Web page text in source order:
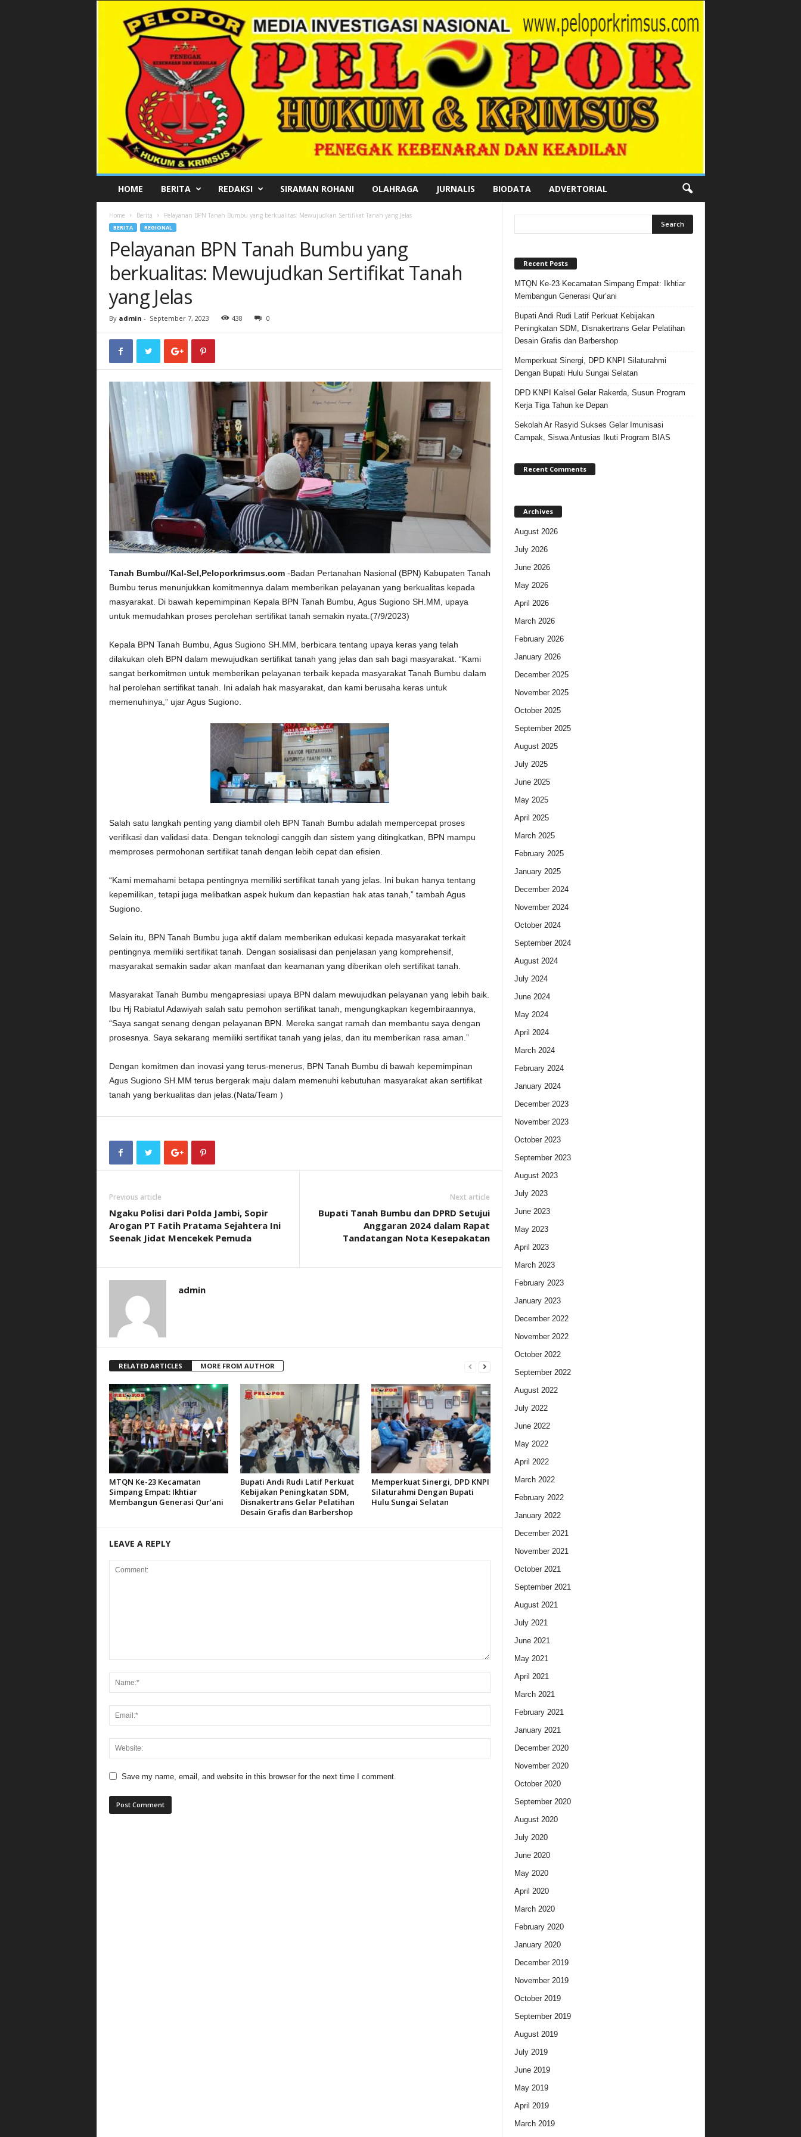
L
HOME BERITA REDAKSI SIRAMAN ROHANI OLAHRAGA JURNALIS BIODATA ADVERTORIAL
Home Berita Pelayanan BPN Tanah Bumbu yang berkualitas: Mewujudkan Sertifikat Tanah yang Jelas
BERITA REGIONAL
Pelayanan BPN Tanah Bumbu yang
berkualitas: Mewujudkan Sertifikat Tanah
yang Jelas
By admin - September 7, 2023 438 0
Tanah Bumbu//Kal-Sel,Peloporkrimsus.com-Badan Pertanahan Nasional (BPN) Kabupaten Tanah
Bumbu terus menunjukkan komitmennya dalam memberikan pelayanan yang berkualitas kepada
masyarakat. Di bawah kepemimpinan Kepala BPN Tanah Bumbu, Agus Sugiono SH.MM, upaya
untuk memudahkan proses perolehan sertifikat tanah semakin nyata.(7/9/2023)
Kepala BPN Tanah Bumbu, Agus Sugiono SH.MM, berbicara tentang upaya keras yang telah
dilakukan oleh BPN dalam mewujudkan sertifikat tanah yang jelas dan sah bagi masyarakat. “Kami
sangat berkomitmen untuk memberikan pelayanan terbaik kepada masyarakat Tanah Bumbu dalam
hal perolehan sertifikat tanah. Ini adalah hak masyarakat, dan kami berusaha keras untuk
memenuhinya,” ujar Agus Sugiono.
Salah satu langkah penting yang diambil oleh BPN Tanah Bumbu adalah mempercepat proses
verifikasi dan validasi data. Dengan teknologi canggih dan sistem yang ditingkatkan, BPN mampu
memproses permohonan sertifikat tanah dengan lebih cepat dan efisien.
“Kami memahami betapa pentingnya memiliki sertifikat tanah yang jelas. Ini bukan hanya tentang
kepemilikan, tetapi juga melibatkan aspek hukum dan kepastian hak atas tanah,” tambah Agus
Sugiono.
Selain itu, BPN Tanah Bumbu juga aktif dalam memberikan edukasi kepada masyarakat terkait
pentingnya memiliki sertifikat tanah. Dengan sosialisasi dan penjelasan yang komprehensif,
masyarakat semakin sadar akan manfaat dan keamanan yang diberikan oleh sertifikat tanah.
Masyarakat Tanah Bumbu mengapresiasi upaya BPN dalam mewujudkan pelayanan yang lebih baik.
Ibu Hj Rabiatul Adawiyah salah satu pemohon sertifikat tanah, mengungkapkan kegembiraannya,
“Saya sangat senang dengan pelayanan BPN. Mereka sangat ramah dan membantu saya dengan
prosesnya. Saya sekarang memiliki sertifikat tanah yang jelas, dan itu memberikan rasa aman.”
Dengan komitmen dan inovasi yang terus-menerus, BPN Tanah Bumbu di bawah kepemimpinan
Agus Sugiono SH.MM terus bergerak maju dalam memenuhi kebutuhan masyarakat akan sertifikat
tanah yang berkualitas dan jelas.(Nata/Team )
Previous article
Ngaku Polisi dari Polda Jambi, Sopir
Arogan PT Fatih Pratama Sejahtera Ini
Seenak Jidat Mencekek Pemuda
Next article
Bupati Tanah Bumbu dan DPRD Setujui
Anggaran 2024 dalam Rapat
Tandatangan Nota Kesepakatan
admin
RELATED ARTICLES MORE FROM AUTHOR
MTQN Ke-23 Kecamatan
Simpang Empat: Ikhtiar
Membangun Generasi Qur’ani
Bupati Andi Rudi Latif Perkuat
Kebijakan Peningkatan SDM,
Disnakertrans Gelar Pelatihan
Desain Grafis dan Barbershop
Memperkuat Sinergi, DPD KNPI
Silaturahmi Dengan Bupati
Hulu Sungai Selatan
LEAVE A REPLY
Save my name, email, and website in this browser for the next time I comment.
Recent Posts
MTQN Ke-23 Kecamatan Simpang Empat: Ikhtiar
Membangun Generasi Qur’ani
Bupati Andi Rudi Latif Perkuat Kebijakan
Peningkatan SDM, Disnakertrans Gelar Pelatihan
Desain Grafis dan Barbershop
Memperkuat Sinergi, DPD KNPI Silaturahmi
Dengan Bupati Hulu Sungai Selatan
DPD KNPI Kalsel Gelar Rakerda, Susun Program
Kerja Tiga Tahun ke Depan
Sekolah Ar Rasyid Sukses Gelar Imunisasi
Campak, Siswa Antusias Ikuti Program BIAS
Recent Comments
Archives
August 2026
July 2026
June 2026
May 2026
April 2026
March 2026
February 2026
January 2026
December 2025
November 2025
October 2025
September 2025
August 2025
July 2025
June 2025
May 2025
April 2025
March 2025
February 2025
January 2025
December 2024
November 2024
October 2024
September 2024
August 2024
July 2024
June 2024
May 2024
April 2024
March 2024
February 2024
January 2024
December 2023
November 2023
October 2023
September 2023
August 2023
July 2023
June 2023
May 2023
April 2023
March 2023
February 2023
January 2023
December 2022
November 2022
October 2022
September 2022
August 2022
July 2022
June 2022
May 2022
April 2022
March 2022
February 2022
January 2022
December 2021
November 2021
October 2021
September 2021
August 2021
July 2021
June 2021
May 2021
April 2021
March 2021
February 2021
January 2021
December 2020
November 2020
October 2020
September 2020
August 2020
July 2020
June 2020
May 2020
April 2020
March 2020
February 2020
January 2020
December 2019
November 2019
October 2019
September 2019
August 2019
July 2019
June 2019
May 2019
April 2019
March 2019